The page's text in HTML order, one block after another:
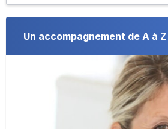
Un accompagnement de A à